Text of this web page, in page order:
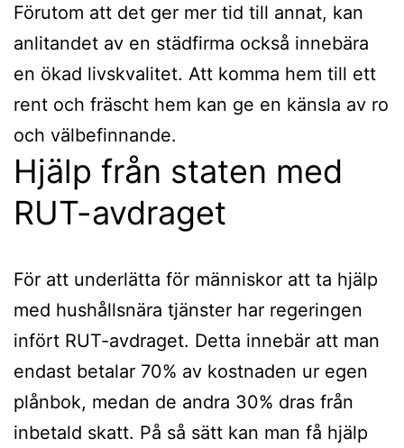
Förutom att det ger mer tid till annat, kan
anlitandet av en städfirma också innebära
en ökad livskvalitet. Att komma hem till ett
rent och fräscht hem kan ge en känsla av ro
och välbefinnande.
Hjälp från staten med
RUT-avdraget
För att underlätta för människor att ta hjälp
med hushållsnära tjänster har regeringen
infört RUT-avdraget. Detta innebär att man
endast betalar 70% av kostnaden ur egen
plånbok, medan de andra 30% dras från
inbetald skatt. På så sätt kan man få hjälp